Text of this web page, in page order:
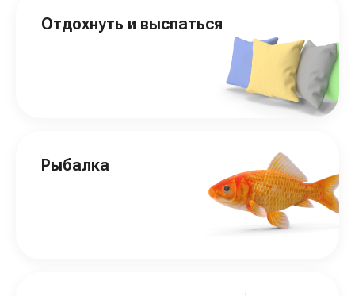
Отдохнуть и выспаться
Рыбалка